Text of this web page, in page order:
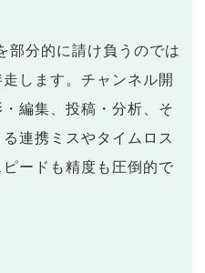
部分的に請け負うのでは
します。チャンネル開
編集、投稿・分析、そ
連携ミスやタイムロス
ードも精度も圧倒的で